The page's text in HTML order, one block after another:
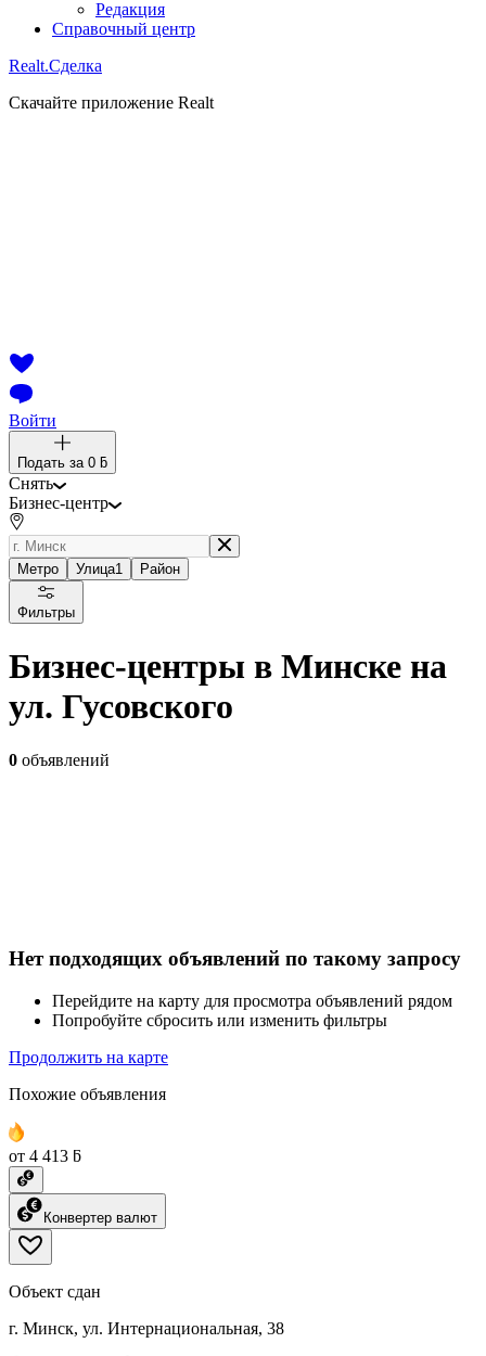
Редакция
Справочный центр
Realt.Сделка
Скачайте приложение Realt
Войти
Подать за 0 ƃ
Снять
Бизнес-центр
Метро Улица1 Район
Фильтры
Бизнес-центры в Минске на
ул. Гусовского
0 объявлений
Нет подходящих объявлений по такому запросу
Перейдите на карту для просмотра объявлений рядом
Попробуйте сбросить или изменить фильтры
Продолжить на карте
Похожие объявления
от 4 413 ƃ
Конвертер валют
Объект сдан
г. Минск, ул. Интернациональная, 38